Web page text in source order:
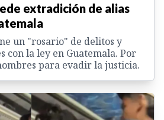
extradición de alias
un "rosario" de delitos y
con la ley en Guatemala. Por
para evadir la justicia.